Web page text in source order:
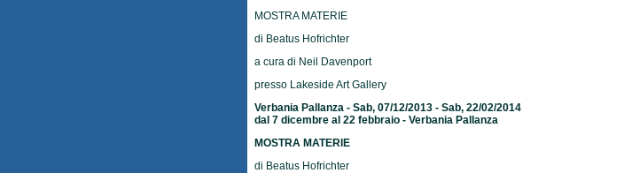
MOSTRA MATERIE
di Beatus Hofrichter
a cura di Neil Davenport
presso Lakeside Art Gallery
Verbania Pallanza - Sab, 07/12/2013 - Sab, 22/02/2014
dal 7 dicembre al 22 febbraio - Verbania Pallanza
MOSTRA MATERIE
di Beatus Hofrichter